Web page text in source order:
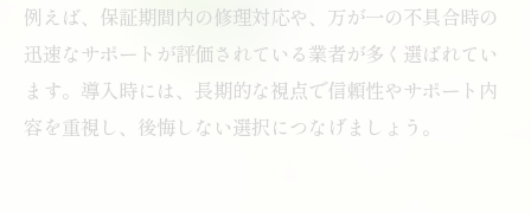
例えば、保証期間内の修理対応や、万が一の不具合時の
迅速なサポートが評価されている業者が多く選ばれてい
ます。導入時には、長期的な視点で信頼性やサポート内
容を重視し、後悔しない選択につなげましょう。